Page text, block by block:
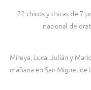
22 chicos y chicas de 7
nacional de
Mireya, Luca, Julián y
mañana en San Miguel de